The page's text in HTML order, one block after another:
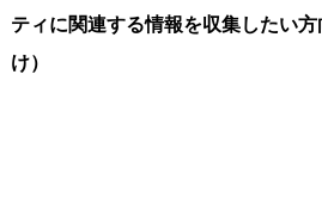
ティに関連する情報を収集したい方
け）